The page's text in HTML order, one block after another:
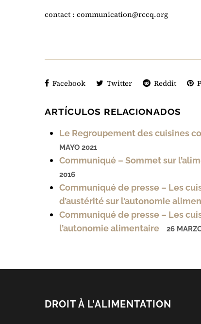
contact : communication@rccq.org
Facebook Twitter Reddit
ARTÍCULOS RELACIONADOS
Le Regroupement des cuisines
MAYO 2021
Communiqué – Sommet sur
2016
Communiqué de presse – Les
d’austérité sur l’autonomie
Communiqué de presse – Les
l’autonomie alimentaire
26
DROIT À L’ALIMENTATION